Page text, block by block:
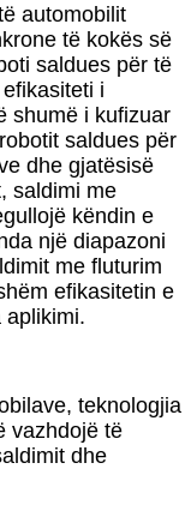
automobilit
të kokës së
saldues për të
i
shumë i kufizuar
saldues për
dhe gjatësisë
saldimi me
këndin e
një diapazoni
me fluturim
efikasitetin e
aplikimi.
teknologjia
vazhdojë të
dhe